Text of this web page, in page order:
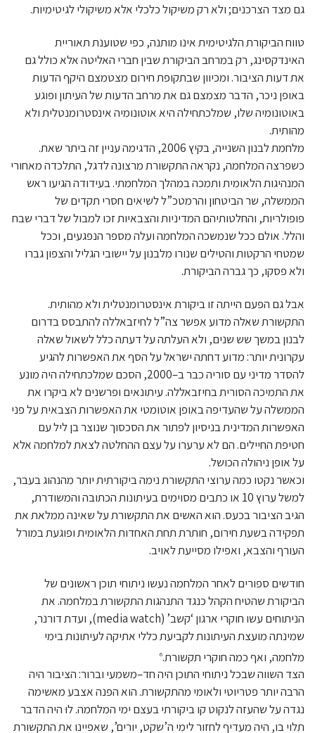
גם מצד הצרכנים; ולא רק משיקול כלכלי אלא משיקולי לגיטימיות.
טווח הביקורת הלגיטימית אינו מותנה, כפי שטוענת תאוריית
האינדקסינג, רק במרחב הביקורת שבין חברי האליטה אלא כולל גם
את דעות הציבור. ומכיוון שבתקופת חירום מצטמצם היקף הדעות
באופן ניכר, הדבר מצמצם גם את מרחב הדעות של העיתון ופוגע
באוטונומיה שלו, שמלכתחילה היא אוטונומיה אינסטרומנטלית ולא
מהותית.
מלחמת לבנון השנייה, בקיץ 2006, הדגימה עניין זה ביתר שאת.
כשפרצה המלחמה, נקראה התקשורת מרצונה לדגל, התלכדה מאחורי
המנהיגות הלאומית ותמכה במהלך המלחמתי. בעידודה הגיעו ראש
הממשלה, שר הביטחון והרמטכ”ל לשיאים חסרי תקדים של
פופולריות, והחלטותיהם המדיניות והצבאיות זכו למבול של דברי שבח
והלל. אולם ככל שנמשכה המלחמה ועלה מספר הנפגעים, וככל
שמטחי הרקטות והטילים שנורו מלבנון על יישובי הגליל והצפון גברו
ולא פסקו, כך גברה הביקורת.
אבל גם הפעם הייתה זו ביקורת אינסטרומנטלית ולא מהותית.
התקשורת שאלה מדוע אִפשר צה”ל לחיזבאללה להתבסס בדרום
לבנון במשך שש שנים, ולא העלתה על דעתה כלל לשאול שאלה
עקרונית יותר: מדוע דחתה ישראל על הסף את האפשרות להגיע
להסדר מדיני עם סוריה כבר ב–2000, הסכם שמלכתחילה היה מונע
את התמיכה הסורית בחיזבאללה. עיתונאים ופרשנים לא ביקרו את
הממשלה על שהעדיפה באופן אוטומטי את האפשרות הצבאית על פני
האפשרות המדינית בניסיון לפתור את הסכסוך שנוצר בן ליל עם
חטיפת החיילים. הם לא ערערו על עצם ההחלטה לצאת למלחמה אלא
על אופן ניהולה הכושל.
וכאשר נקטו כמה ערוצי התקשורת נימה ביקורתית יותר מהנהוג בעבר,
למשל ערוץ 10 או כתבים מסוימים בעיתונות הכתובה והמשודרת,
הגיב הציבור בכעס. הוא האשים את התקשורת על שאינה ממלאת את
תפקידה בשעת חירום, חותרת תחת האחדות הלאומית ופוגעת במורל
העורף והצבא, ואפילו מסייעת לאויב.
חודשים ספורים לאחר המלחמה נעשו ניתוחי תוכן ראשונים של
הביקורת שהטיח הקהל כנגד התנהגות התקשורת במלחמה. את
הניתוחים עשו חוקרי ארגון ‘קשב’ (media watch), ועדת דורנר,
שמינתה מועצת העיתונות לקביעת כללי אתיקה לעיתונות בימי
מלחמה, ואף כמה חוקרי תקשורת.6
הצד השווה שבכל ניתוחי התוכן היה חד–משמעי וברור: הציבור היה
הרבה יותר פטריוטי ולאומי מהתקשורת. הוא הפנה אצבע מאשימה
נגדה על שהעזה לנקוט קו ביקורתי בעצם ימי המלחמה. לוּ היה הדבר
תלוי בו, היה מעדיף לחזור לימי ה’שקט, יורים’, שאפיינו את התקשורת